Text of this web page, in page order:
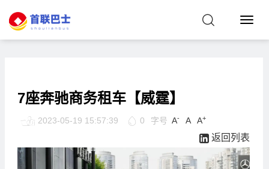
T
g
t
i
o
n
7座奔驰商务租车【威霆】
 2023-05-19 15:57:39  0 字号 A- A A+
 返回列表